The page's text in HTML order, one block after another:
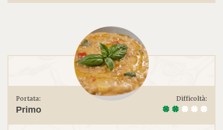
Portata:
Primo
Difficoltà: